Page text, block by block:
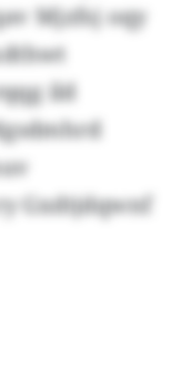
Mjzfsj oqy
ild
Gxdtjdqwnf